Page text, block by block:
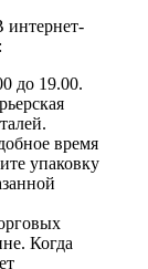
интернет-
до 19.00.
время
упаковку
Когда